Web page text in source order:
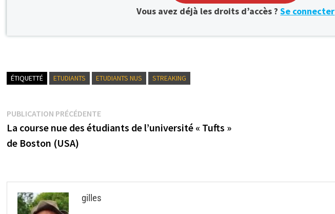
Vous avez déjà les droits d’accès ?Se connecter
ÉTIQUETTÉ ETUDIANTS ETUDIANTS NUS STREAKING
Navigation
de
PUBLICATION PRÉCÉDENTEPublication
précédente :
La course nue des étudiants de l’université « Tufts »
de Boston (USA)
gilles